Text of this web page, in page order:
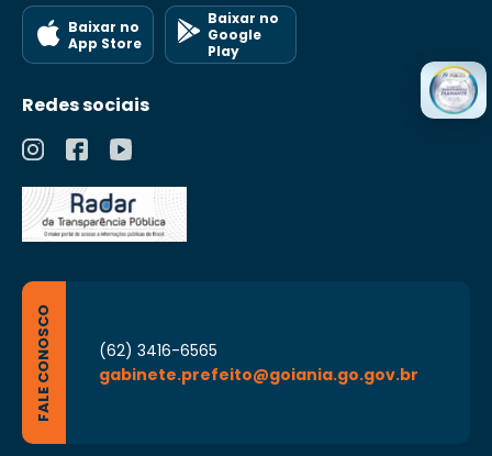
Baixar no
App Store
Baixar no
Google
Play
Redes sociais
FALE CONOSCO
(62) 3416-6565
gabinete.prefeito@goiania.go.gov.br